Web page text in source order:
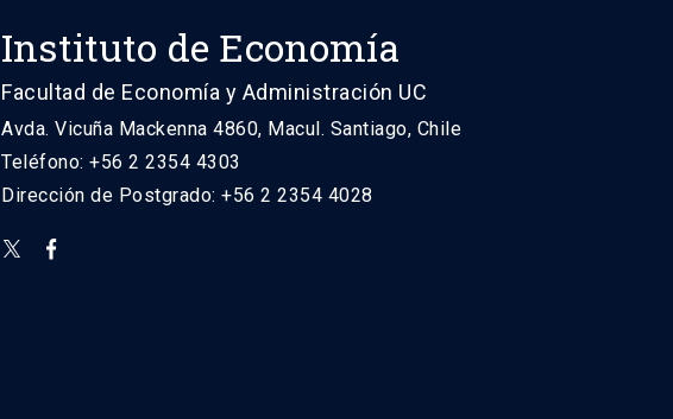
Instituto de Economía
Facultad de Economía y Administración UC
Avda. Vicuña Mackenna 4860, Macul. Santiago, Chile
Teléfono: +56 2 2354 4303
Dirección de Postgrado: +56 2 2354 4028